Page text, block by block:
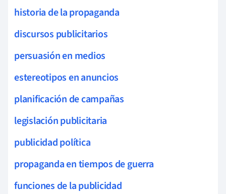
historia de la propaganda
discursos publicitarios
persuasión en medios
estereotipos en anuncios
planificación de campañas
legislación publicitaria
publicidad política
propaganda en tiempos de guerra
funciones de la publicidad